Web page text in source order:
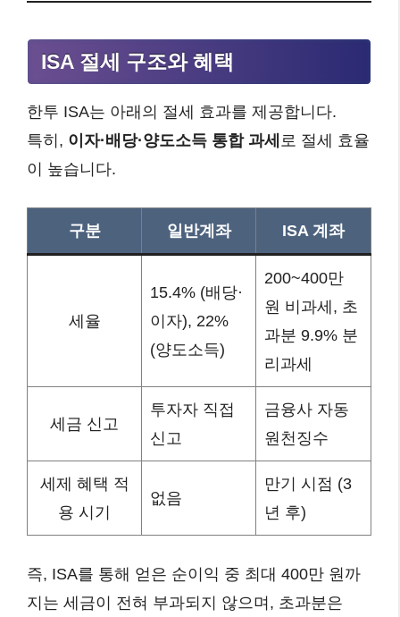
ISA 절세 구조와 혜택
한투 ISA는 아래의 절세 효과를 제공합니다.
특히, 이자·배당·양도소득 통합 과세 로 절세 효율
이 높습니다.
구분 일반계좌 ISA 계좌
세율
15.4% (배당·
이자), 22%
(양도소득)
200~400만
원 비과세, 초
과분 9.9% 분
리과세
세금 신고
투자자 직접
신고
금융사 자동
원천징수
세제 혜택 적
용 시기
없음
만기 시점 (3
년 후)
즉, ISA를 통해 얻은 순이익 중 최대 400만 원까
지는 세금이 전혀 부과되지 않으며, 초과분은